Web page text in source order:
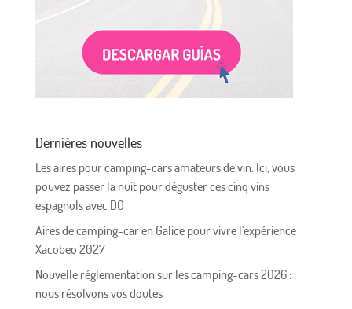
Dernières nouvelles
Les aires pour camping-cars amateurs de vin. Ici, vous
pouvez passer la nuit pour déguster ces cinq vins
espagnols avec DO
Aires de camping-car en Galice pour vivre l'expérience
Xacobeo 2027
Nouvelle réglementation sur les camping-cars 2026 :
nous résolvons vos doutes